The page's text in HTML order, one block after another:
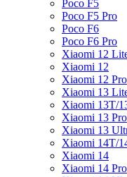
Poco F5
Poco F5 Pro
Poco F6
Poco F6 Pro
Xiaomi 12
Xiaomi 12
Xiaomi 12 Pro
Xiaomi 13
Xiaomi 13T/
Xiaomi 13 Pro
Xiaomi 13
Xiaomi 14T/
Xiaomi 14
Xiaomi 14 Pro